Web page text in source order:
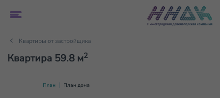
Квартиры от застройщика
Квартира 59.8 м2
План План дома